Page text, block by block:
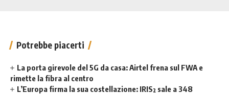
Potrebbe piacerti
La porta girevole del 5G da casa: Airtel frena sul FWA e
rimette la fibra al centro
L’Europa firma la sua costellazione: IRIS² sale a 348